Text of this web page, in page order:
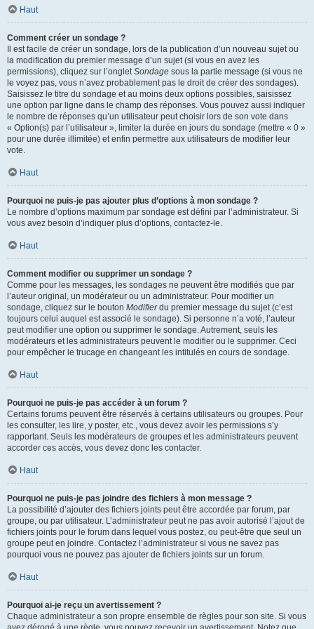
Haut
Comment créer un sondage ?
Il est facile de créer un sondage, lors de la publication d’un nouveau sujet ou
la modification du premier message d’un sujet (si vous en avez les
permissions), cliquez sur l’ongletSondage sous la partie message (si vous ne
le voyez pas, vous n’avez probablement pas le droit de créer des sondages).
Saisissez le titre du sondage et au moins deux options possibles, saisissez
une option par ligne dans le champ des réponses. Vous pouvez aussi indiquer
le nombre de réponses qu’un utilisateur peut choisir lors de son vote dans
« Option(s) par l’utilisateur », limiter la durée en jours du sondage (mettre « 0 »
pour une durée illimitée) et enfin permettre aux utilisateurs de modifier leur
vote.
Haut
Pourquoi ne puis-je pas ajouter plus d’options à mon sondage ?
Le nombre d’options maximum par sondage est défini par l’administrateur. Si
vous avez besoin d’indiquer plus d’options, contactez-le.
Haut
Comment modifier ou supprimer un sondage ?
Comme pour les messages, les sondages ne peuvent être modifiés que par
l’auteur original, un modérateur ou un administrateur. Pour modifier un
sondage, cliquez sur le bouton Modifierdu premier message du sujet (c’est
toujours celui auquel est associé le sondage). Si personne n’a voté, l’auteur
peut modifier une option ou supprimer le sondage. Autrement, seuls les
modérateurs et les administrateurs peuvent le modifier ou le supprimer. Ceci
pour empêcher le trucage en changeant les intitulés en cours de sondage.
Haut
Pourquoi ne puis-je pas accéder à un forum ?
Certains forums peuvent être réservés à certains utilisateurs ou groupes. Pour
les consulter, les lire, y poster, etc., vous devez avoir les permissions s’y
rapportant. Seuls les modérateurs de groupes et les administrateurs peuvent
accorder ces accès, vous devez donc les contacter.
Haut
Pourquoi ne puis-je pas joindre des fichiers à mon message ?
La possibilité d’ajouter des fichiers joints peut être accordée par forum, par
groupe, ou par utilisateur. L’administrateur peut ne pas avoir autorisé l’ajout de
fichiers joints pour le forum dans lequel vous postez, ou peut-être que seul un
groupe peut en joindre. Contactez l’administrateur si vous ne savez pas
pourquoi vous ne pouvez pas ajouter de fichiers joints sur un forum.
Haut
Pourquoi ai-je reçu un avertissement ?
Chaque administrateur a son propre ensemble de règles pour son site. Si vous